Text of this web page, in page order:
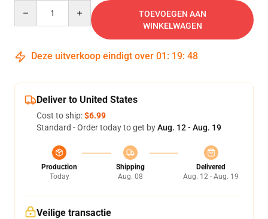
TOEVOEGEN AAN
WINKELWAGEN
Deze uitverkoop eindigt over 01 : 19: 48
Deliver to United States
Cost to ship:$6.99
Standard - Order today to get byAug. 12 - Aug. 19
Production
Today
Shipping
Aug. 08
Delivered
Aug. 12 - Aug. 19
Veilige transactie